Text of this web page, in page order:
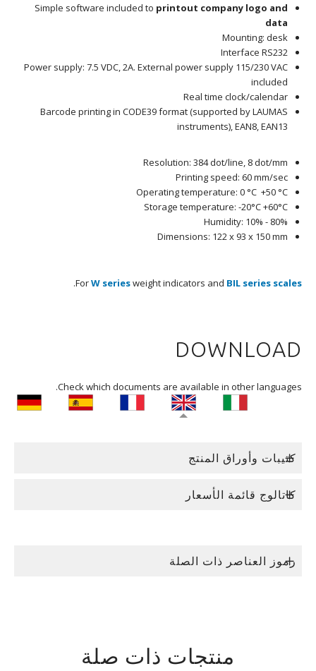
Simple software included to printout company logo and
data
Mounting: desk
Interface RS232
Power supply: 7.5 VDC, 2A. External power supply 115/230 VAC
included
Real time clock/calendar
Barcode printing in CODE39 format (supported by LAUMAS
instruments), EAN8, EAN13
Resolution: 384 dot/line, 8 dot/mm
Printing speed: 60 mm/sec
Operating temperature: 0 °C +50 °C
Storage temperature: -20°C +60°C
Humidity: 10% - 80%
Dimensions: 122 x 93 x 150 mm
ForW seriesweight indicators and BIL series scales
.
‫DOWNLOAD
‫Check which documents are available in other languages.
كتيبات وأوراق المنتج
كاتالوج قائمة الأسعار
رموز العناصر ذات الصلة
منتجات ذات صلة